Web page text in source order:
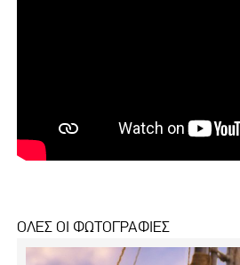
ΟΛΕΣ ΟΙ ΦΩΤΟΓΡΑΦΙΕΣ